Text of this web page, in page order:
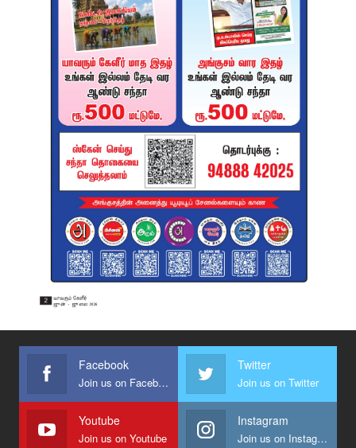
Facebook
Join us on Facebook
Twitter
Join us on Twitter
Youtube
Join us on Youtube
Instagram
Join us on Instagram